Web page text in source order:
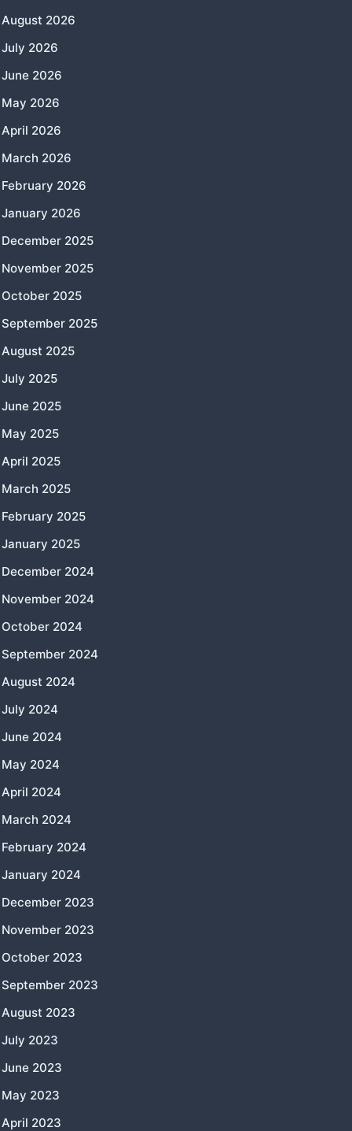
August 2026
July 2026
June 2026
May 2026
April 2026
March 2026
February 2026
January 2026
December 2025
November 2025
October 2025
September 2025
August 2025
July 2025
June 2025
May 2025
April 2025
March 2025
February 2025
January 2025
December 2024
November 2024
October 2024
September 2024
August 2024
July 2024
June 2024
May 2024
April 2024
March 2024
February 2024
January 2024
December 2023
November 2023
October 2023
September 2023
August 2023
July 2023
June 2023
May 2023
April 2023